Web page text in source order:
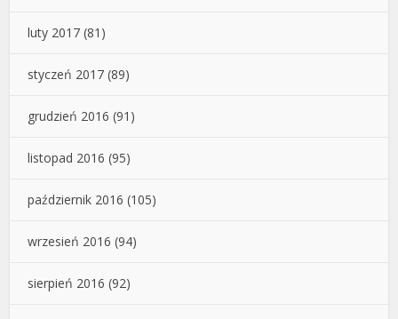
luty 2017 (81)
styczeń 2017 (89)
grudzień 2016 (91)
listopad 2016 (95)
październik 2016 (105)
wrzesień 2016 (94)
sierpień 2016 (92)